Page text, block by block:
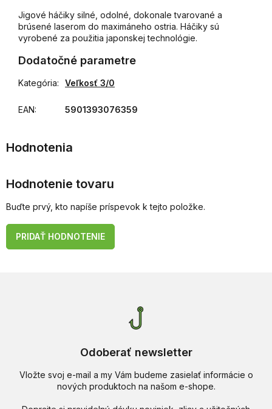
Jigové háčiky silné, odolné, dokonale tvarované a
brúsené laserom do maximáneho ostria. Háčiky sú
vyrobené za použitia japonskej technológie.
Dodatočné parametre
Kategória: Veľkosť 3/0
EAN: 5901393076359
Hodnotenie tovaru
Buďte prvý, kto napíše príspevok k tejto položke.
PRIDAŤ HODNOTENIE
Odoberať newsletter
Vložte svoj e-mail a my Vám budeme zasielať informácie o
nových produktoch na našom e-shope.